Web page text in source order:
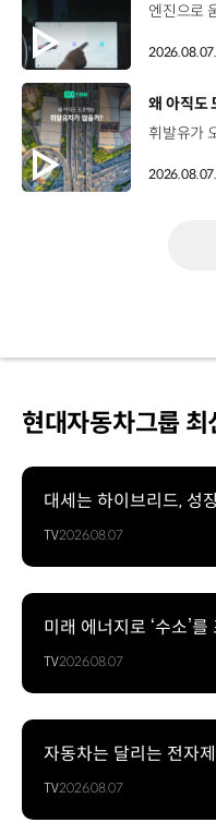
2026.08.07.
[동영상]
왜 아직도
2026.08.07.
현대자동차그룹 최
대세는 하이브리드, 성
TV2026.08.07
미래 에너지로 ‘수소’
TV2026.08.07
자동차는 달리는 전자
TV2026.08.07